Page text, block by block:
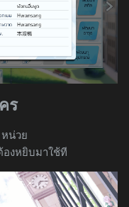
ร
หน่วย
องหยิบมาใช้ที